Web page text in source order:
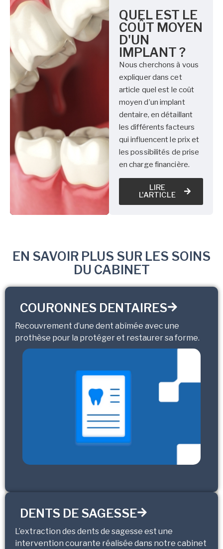
QUEL EST LE
COÛT MOYEN
D'UN
IMPLANT ?
Nous cherchons à vous
expliquer dans cet
article quel est le coût
moyen d’un implant
dentaire, en détaillant
les différents facteurs
qui influencent le prix et
les possibilités de prise
en charge financière.
LIRE
L'ARTICLE
EN SAVOIR PLUS SUR LES SOINS
DU CABINET
COURONNES DENTAIRES
Recouvrement d’une dent abîmée avec une
prothèse pour la protéger et restaurer sa forme.
DENTS DE SAGESSE
L’extraction des dents de sagesse est une
intervention courante réalisée dans notre cabinet